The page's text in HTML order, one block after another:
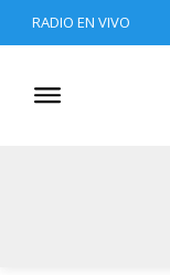
RADIO EN VIVO